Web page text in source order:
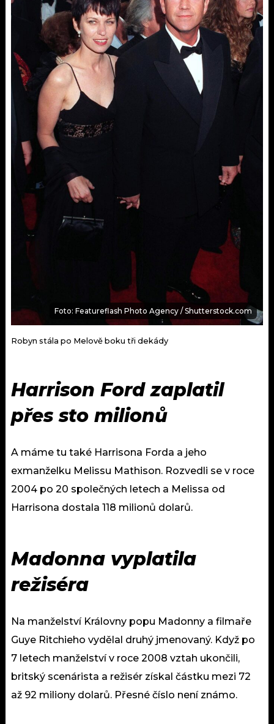
Foto: Featureflash Photo Agency / Shutterstock.com
Robyn stála po Melově boku tři dekády
Harrison Ford zaplatil
přes sto milionů
A máme tu také Harrisona Forda a jeho
exmanželku Melissu Mathison. Rozvedli se v roce
2004 po 20 společných letech a Melissa od
Harrisona dostala 118 milionů dolarů.
Madonna vyplatila
režiséra
Na manželství Královny popu Madonny a filmaře
Guye Ritchieho vydělal druhý jmenovaný. Když po
7 letech manželství v roce 2008 vztah ukončili,
britský scenárista a režisér získal částku mezi 72
až 92 miliony dolarů. Přesné číslo není známo.